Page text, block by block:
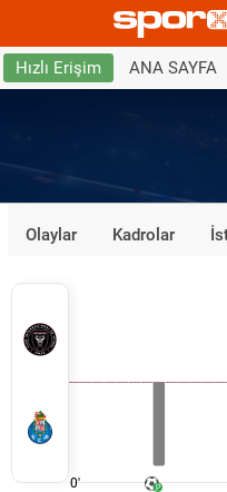
Hızlı Erişim ANA SAYFA
Olaylar Kadrolar
0'